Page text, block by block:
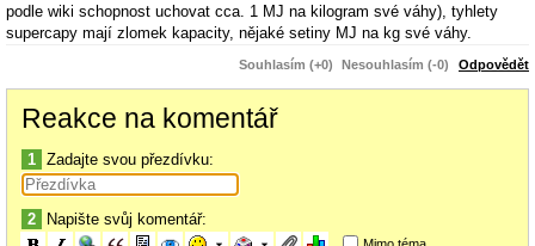
podle wiki schopnost uchovat cca. 1 MJ na kilogram své váhy), tyhlety
supercapy mají zlomek kapacity, nějaké setiny MJ na kg své váhy.
Souhlasím (+0) Nesouhlasím (-0) Odpovědět
Reakce na komentář
1 Zadajte svou přezdívku:
2 Napište svůj komentář: